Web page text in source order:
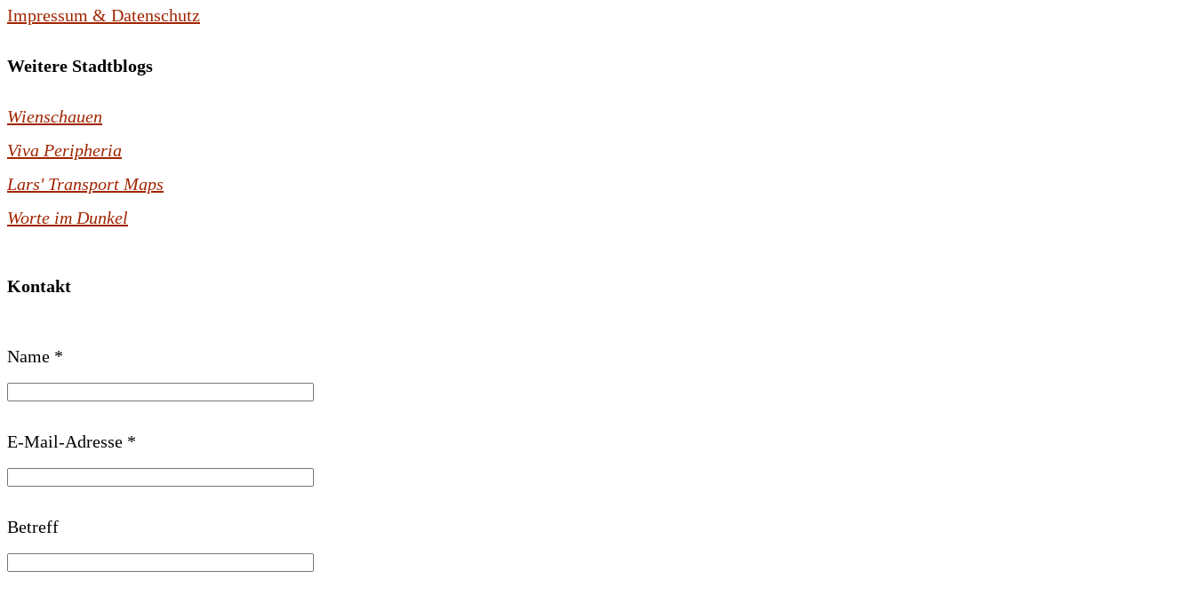
Impressum & Datenschutz
Weitere Stadtblogs
Wienschauen
Viva Peripheria
Lars' Transport Maps
Worte im Dunkel
Kontakt
t
t
e
s
Name *
E-Mail-Adresse *
Betreff